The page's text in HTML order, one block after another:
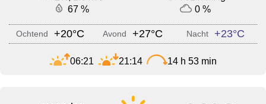
67 %
0 %
Ochtend +20°C Avond +27°C Nacht +23°C
06:21 21:14 14 h 53 min